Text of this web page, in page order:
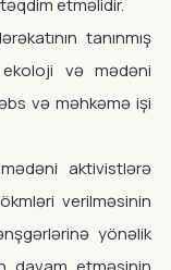
etməlidir.
tanınmış
ekoloji və mədəni
və məhkəmə işi
aktivistlərə
verilməsinin
yönəlik